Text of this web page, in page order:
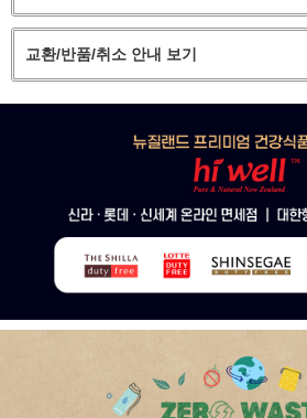
교환/반품/취소 안내 보기